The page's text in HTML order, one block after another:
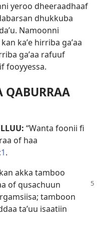
yeroo dheeraadhaaf
dhukkuba
Namoonni
kaʼe hirriba gaʼaa
gaʼaa rafuuf
fooyyessa.
QABURRAA
“Wanta foonii fi
of haa
.
akka tamboo
of qusachuun
tamboon
taʼuu isaatiin